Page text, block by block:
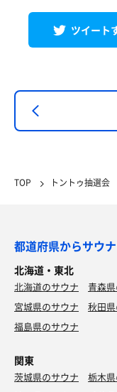
ツイート
TOP トントゥ抽選会
都道府県からサウ
北海道・東北
北海道のサウナ 青森
宮城県のサウナ
秋田
福島県のサウナ
関東
茨城県のサウナ 栃木